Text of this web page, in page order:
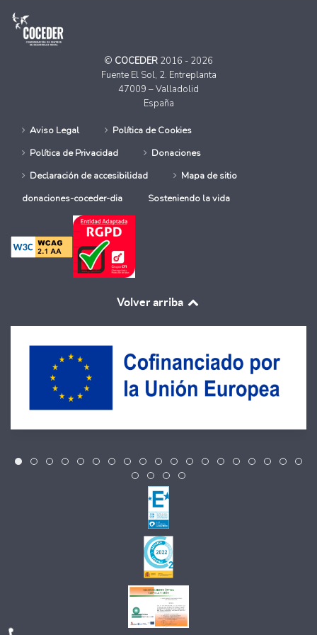
© COCEDER 2016 - 2026
Fuente El Sol, 2. Entreplanta
47009 – Valladolid
España
Aviso Legal
Política de Cookies
Política de Privacidad
Donaciones
Declaración de accesibilidad
Mapa de sitio
donaciones-coceder-dia
Sosteniendo la vida
Volver arriba